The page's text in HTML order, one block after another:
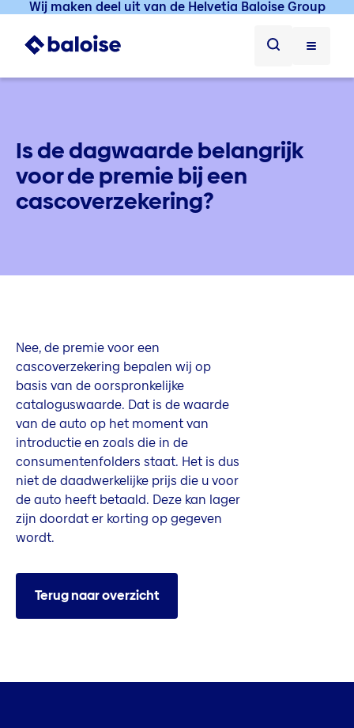
Wij maken deel uit van de Helvetia Baloise Group
Is de dagwaarde belangrijk
voor de premie bij een
cascoverzekering?
Nee, de premie voor een
cascoverzekering bepalen wij op
basis van de oorspronkelijke
cataloguswaarde. Dat is de waarde
van de auto op het moment van
introductie en zoals die in de
consumentenfolders staat. Het is dus
niet de daadwerkelijke prijs die u voor
de auto heeft betaald. Deze kan lager
zijn doordat er korting op gegeven
wordt.
Terug naar overzicht